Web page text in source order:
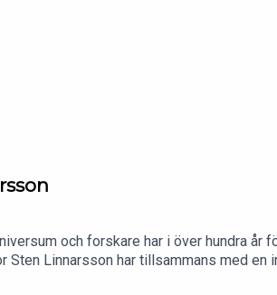
och forskare har i över hundra
Sten Linnarsson har tillsammans med
om det och vad vi kan använda